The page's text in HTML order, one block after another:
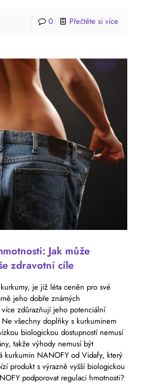
0 Přečtěte si více
Jak může
zdravotní cíle
je již léta ceněn pro své
jeho dobře známých
zdůrazňují jeho potenciální
všechny doplňky s kurkuminem
biologickou dostupností nemusí
takže výhody nemusí být
kurkumin NANOFY od Vidafy, který
produkt s výrazně vyšší biologickou
podporovat regulaci hmotnosti?